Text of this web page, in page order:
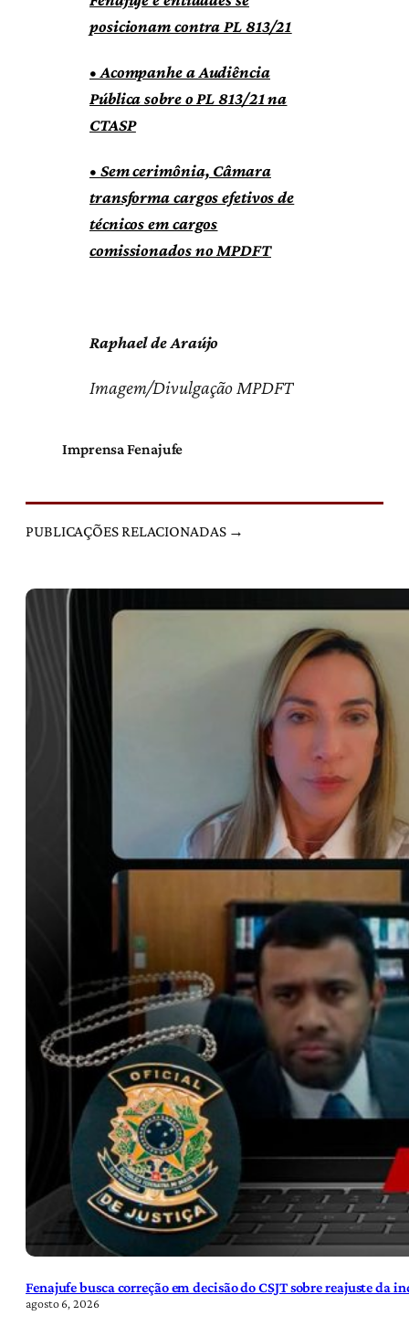
posicionam contra PL 813/21
•Acompanhe a Audiência
Pública sobre o PL 813/21 na
CTASP
• Sem cerimônia, Câmara
transforma cargos efetivos de
técnicos em cargos
comissionados no MPDFT
Raphael de Araújo
Imagem/Divulgação MPDFT
Imprensa Fenajufe
PUBLICAÇÕES RELACIONADAS →
Fenajufe busca correção em decisão do CSJT sobre reajuste da
agosto 6, 2026